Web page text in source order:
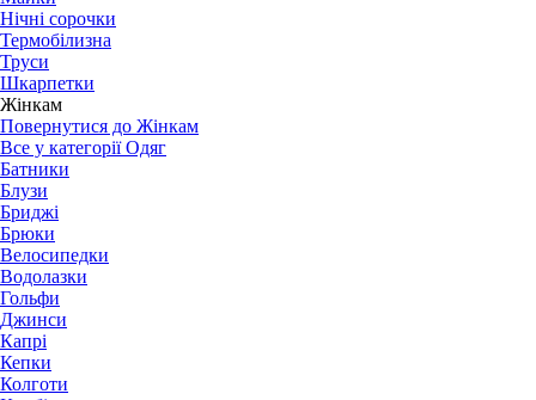
Нічні сорочки
Термобілизна
Труси
Шкарпетки
Жінкам
Повернутися до Жінкам
Все у категорії Одяг
Батники
Блузи
Бриджі
Брюки
Велосипедки
Водолазки
Гольфи
Джинси
Капрі
Кепки
Колготи